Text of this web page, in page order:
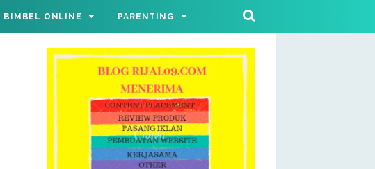
BIMBEL ONLINE PARENTING